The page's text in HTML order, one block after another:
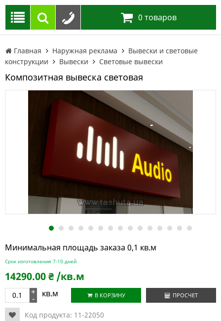
0 товаров
Главная Наружная реклама
Вывески и световые
конструкции
Вывески Световые вывески
Композитная вывеска световая
1 2 3 4 5 6 7 8 9 10 11 12 13 14 15
Минимальная площадь заказа 0,1 кв.м
Срок изготовления 7-10 дней
14290.00₴ /кв.м
+
- кв.м В КОРЗИНУ ПРОСЧЕТ
Код продукта: 11-22050